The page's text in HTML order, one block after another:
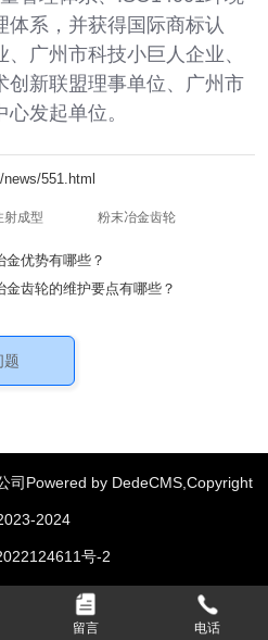
系，并获得国际商标认
广州市科技小巨人企业、
创新联盟理事单位、广州市
发起单位。
551.html
射成型 粉末冶金齿轮
优势有哪些？
齿轮的维护要点有哪些？
题
| 通讯设备配件
司Powered by DedeCMS,Copyright
2024
号-2
留言 电话